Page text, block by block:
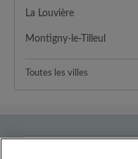
La Louvière
Montigny-le-Tilleul
Toutes les villes